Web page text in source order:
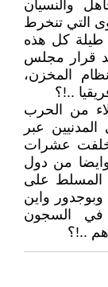
والنسيان
التي تنخرط
كل هذه
قرار مجلس
المخزن،
..!؟
من الحرب
عبر
عشرات
من دول
المسلط على
وبوجدور واين
في السجون
..!؟